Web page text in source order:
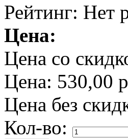
Рейтинг: Нет
Цена:
Цена со
Цена: 530,00
Цена без
Кол-во: